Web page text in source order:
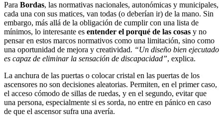
Para Bordas, las normativas nacionales, autonómicas y municipales,
cada una con sus matices, van todas (o deberían ir) de la mano. Sin
embargo, más allá de la obligación de cumplir con una lista de
mínimos, lo interesante es entender el porqué de las cosas y no
pensar en estos marcos normativos como una limitación, sino como
una oportunidad de mejora y creatividad. “Un diseño bien ejecutado
es capaz de eliminar la sensación de discapacidad”, explica.
La anchura de las puertas o colocar cristal en las puertas de los
ascensores no son decisiones aleatorias. Permiten, en el primer caso,
el acceso cómodo de sillas de ruedas, y en el segundo, evitar que
una persona, especialmente si es sorda, no entre en pánico en caso
de que el ascensor sufra una avería.